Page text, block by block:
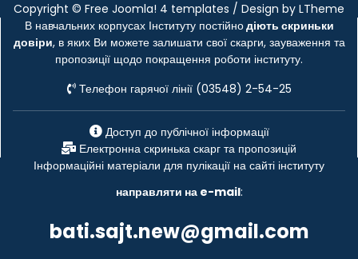
Copyright © Free Joomla! 4 templates / Design by LTheme
В навчальних корпусах Інституту постійнодіють скриньки
довіри, в яких Ви можете залишати свої скарги, зауваження та
пропозиції щодо покращення роботи інституту.
Телефон гарячої лінії (03548) 2-54-25
Доступ до публічної інформації
Електронна скринька скарг та пропозицій
Інформаційні матеріали для пулікації на сайті інституту
направляти на e-mail:
bati.sajt.new@gmail.com